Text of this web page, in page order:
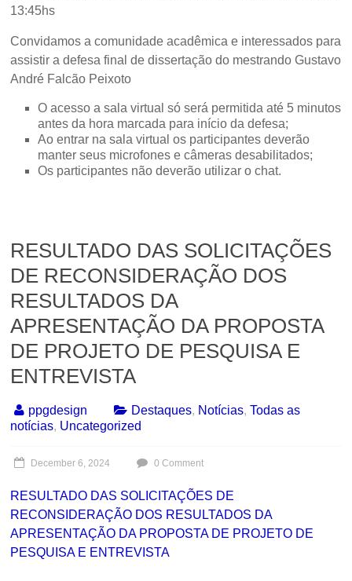
13:45hs
Convidamos a comunidade acadêmica e interessados para
assistir a defesa final de dissertação do mestrando Gustavo
André Falcão Peixoto
O acesso a sala virtual só será permitida até 5 minutos
antes da hora marcada para início da defesa;
Ao entrar na sala virtual os participantes deverão
manter seus microfones e câmeras desabilitados;
Os participantes não deverão utilizar o chat.
RESULTADO DAS SOLICITAÇÕES
DE RECONSIDERAÇÃO DOS
RESULTADOS DA
APRESENTAÇÃO DA PROPOSTA
DE PROJETO DE PESQUISA E
ENTREVISTA
ppgdesign Destaques, Notícias,Todas as
notícias, Uncategorized
December 6, 2024 0 Comment
RESULTADO DAS SOLICITAÇÕES DE
RECONSIDERAÇÃO DOS RESULTADOS DA
APRESENTAÇÃO DA PROPOSTA DE PROJETO DE
PESQUISA E ENTREVISTA